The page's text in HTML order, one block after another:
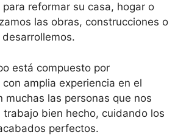
reformar su casa, hogar o
las obras, construcciones o
está compuesto por
amplia experiencia en el
muchas las personas que nos
trabajo bien hecho, cuidando los
perfectos.